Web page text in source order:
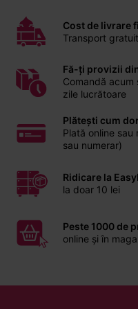
Cost de livrare
Transport
Fă-ți provizii
Comandă acum
zile lucrătoare
Plătești cum
Plată online
sau numerar)
Ridicare la
la doar 10 lei
Peste 1000 de
online și în